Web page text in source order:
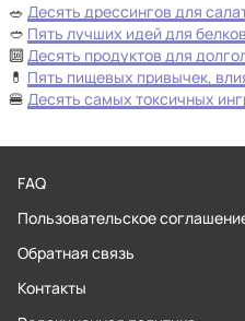
🥗 Десять дрессингов для
🥙 Пять лучших идей для
🔟Десять продуктов для
💊 Пять пищевых привычек,
🍔 Десять самых токсичных
FAQ
Пользовательское
Обратная связь
Контакты